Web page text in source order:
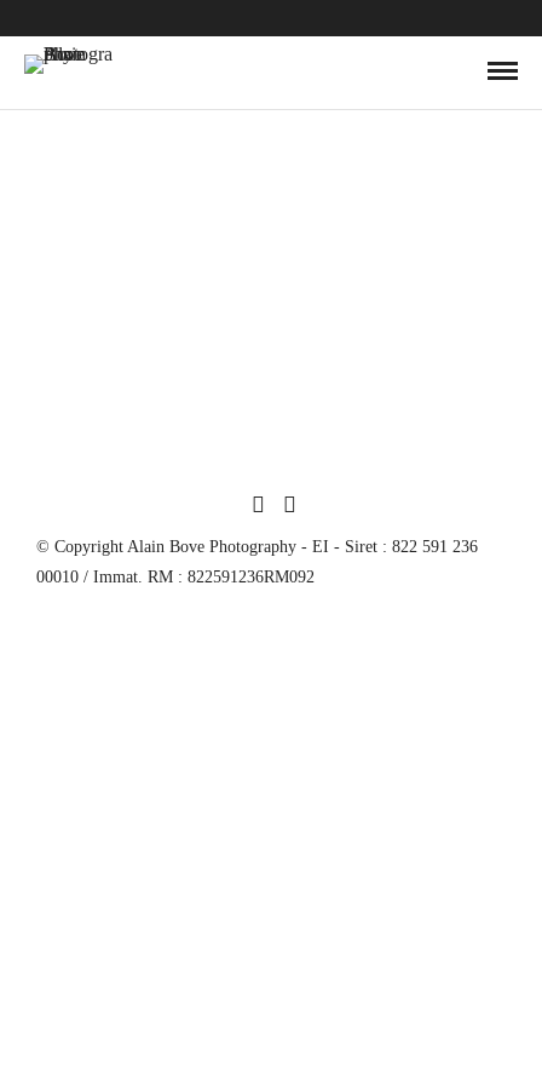
© Copyright Alain Bove Photography - EI - Siret : 822 591 236
00010 / Immat. RM : 822591236RM092